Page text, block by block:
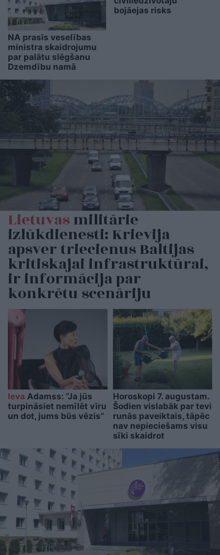
NA prasīs veselības
ministra skaidrojumu
par palātu slēgšanu
Dzemdību namā
bojāejas risks
Lietuvasmilitārie
izlūkdienesti: Krievija
apsver triecienus Baltijas
kritiskajai infrastruktūrai,
ir informācija par
konkrētu scenāriju
Ieva Adamss: “Ja jūs
turpināsiet nemīlēt vīru
un dot, jums būs vēzis”
Horoskopi 7. augustam.
Šodien vislabāk par tevi
runās paveiktais, tāpēc
nav nepieciešams visu
sīki skaidrot